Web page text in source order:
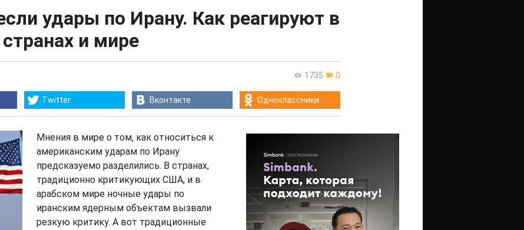
удары по Ирану. Как реагируют в
и мире
1735 0
Twitter Вконтакте Одноклассники
Мнения в мире о том, как относиться к
американским ударам по Ирану
предсказуемо разделились. В странах,
традиционно критикующих США, и в
арабском мире ночные удары по
иранским ядерным объектам вызвали
резкую критику. А вот традиционные